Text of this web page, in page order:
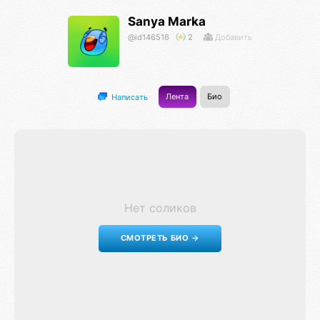
Sanya Marka
@id146516 2 Добавить
Написать Лента Био
Нет соликов
СМОТРЕТЬ БИО →